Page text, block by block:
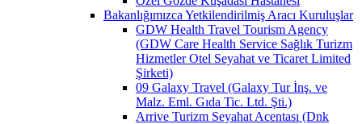
Bakanlığımızca Yetkilendirilmiş Aracı Kuruluşlar
GDW Health Travel Tourism Agency
(GDW Care Health Service Sağlık Turizm
Hizmetler Otel Seyahat ve Ticaret Limited
Şirketi)
09 Galaxy Travel (Galaxy Tur İnş. ve
Malz. Eml. Gıda Tic. Ltd. Şti.)
Arrive Turizm Seyahat Acentası (Dnk